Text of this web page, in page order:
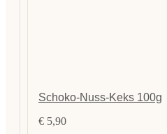
Schoko-Nuss-Keks 100g
€ 5,90